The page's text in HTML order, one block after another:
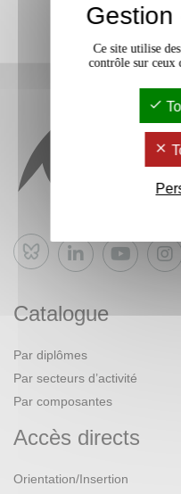
Bluesky
Catalogue
Par diplômes
Par secteurs d’activité
Par composantes
Accès directs
Orientation/Insertion
Gestion
Ce site utilise
contrôle sur ceux